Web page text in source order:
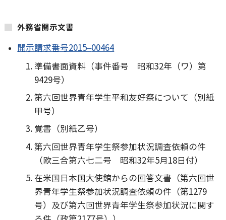
外務省開示文書
開示請求番号2015–00464
準備書面資料（事件番号 昭和32年（ワ）第
9429号）
第六回世界青年学生平和友好祭について（別紙
甲号）
覚書（別紙乙号）
第六回世界青年学生祭参加状況調査依頼の件
（欧三合第六七二号 昭和32年5月18日付）
在米国日本国大使館からの回答文書（第六回世
界青年学生祭参加状況調査依頼の件（第1279
号）及び第六回世界青年学生祭参加状況に関す